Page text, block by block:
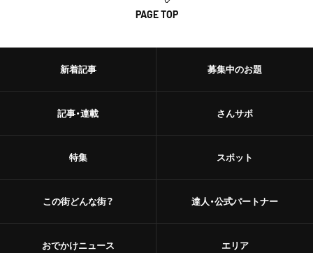
PAGE TOP
新着記事
記事・連載
特集
この街どんな街？
おでかけニュース
募集中のお題
さんサポ
スポット
達人・公式パートナー
エリア